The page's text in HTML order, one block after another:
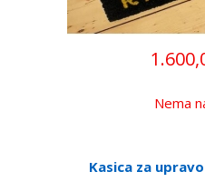
Nema
Kasica za